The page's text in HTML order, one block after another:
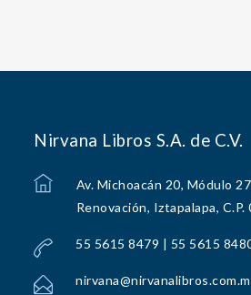
Nirvana Libros S.A. de C.V.
Av. Michoacán 20, Módulo
Renovación, Iztapalapa, C.P.
55 5615 8479 | 55 5615